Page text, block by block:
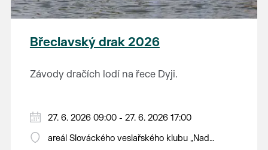
Břeclavský drak 2026
Závody dračích lodí na řece Dyji.
27. 6. 2026 09:00 - 27. 6. 2026 17:00
areál Slováckého veslařského klubu „Nad